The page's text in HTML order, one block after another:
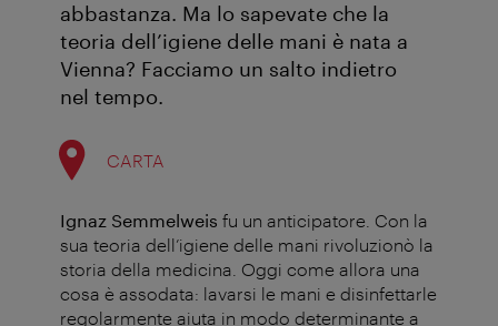
abbastanza. Ma lo sapevate che la
teoria dell’igiene delle mani è nata a
Vienna? Facciamo un salto indietro
nel tempo.
CARTA
Ignaz Semmelweis fu un anticipatore. Con la
sua teoria dell’igiene delle mani rivoluzionò la
storia della medicina. Oggi come allora una
cosa è assodata: lavarsi le mani e disinfettarle
regolarmente aiuta in modo determinante a